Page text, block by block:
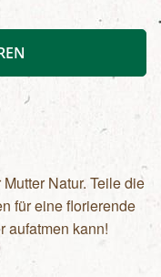
Natur. Teile die
für eine florierende
aufatmen kann!